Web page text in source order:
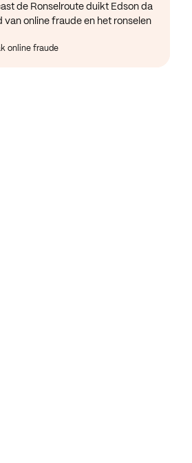
de Ronselroute duikt Edson da
van online fraude en het ronselen
online fraude